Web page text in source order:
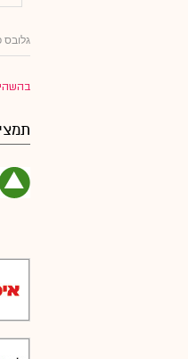
גלובס
בהשהיה